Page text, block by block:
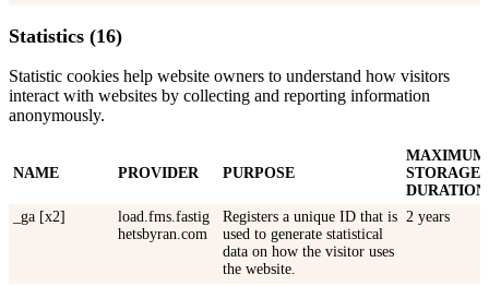
Statistics (16)
Statistic cookies help website owners to understand how visitors
interact with websites by collecting and reporting information
anonymously.
NAME PROVIDER PURPOSE
MAXIMUM
STORAGE
DURATION
_ga [x2]
load.fms.fastig
hetsbyran.com
Registers a unique ID that is
used to generate statistical
data on how the visitor uses
the website.
2 years